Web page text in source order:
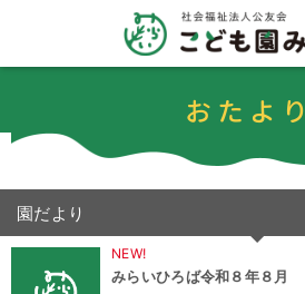
おたより
園だより
NEW!
みらいひろば令和８年８月